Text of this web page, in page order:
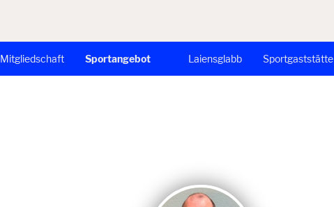
Mitgliedschaft Sportangebot Laiensglabb Sportgaststätte